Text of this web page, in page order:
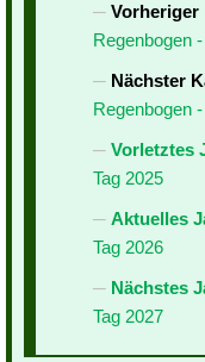
Vorheriger
Regenbogen
Nächster
Regenbogen
Vorletztes
Tag 2025
Aktuelles
Tag 2026
Nächstes
Tag 2027